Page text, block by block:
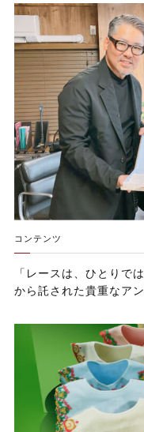
コンテンツ
「レースは、ひとりで
から託された貴重なア